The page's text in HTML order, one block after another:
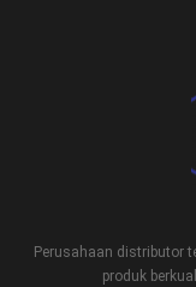
Perusahaan distributor
produk